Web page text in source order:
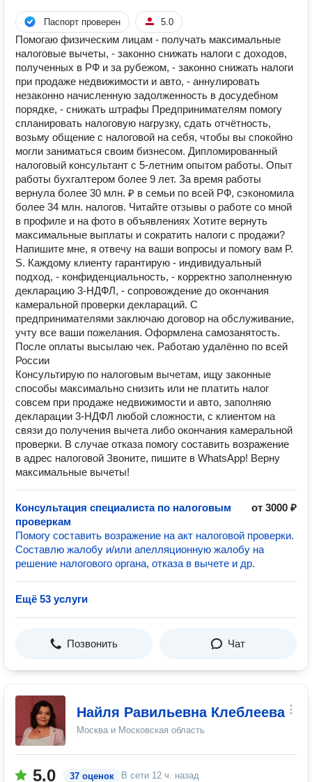
Паспорт проверен 5.0
Помогаю физическим лицам - получать максимальные
налоговые вычеты, - законно снижать налоги с доходов,
полученных в РФ и за рубежом, - законно снижать налоги
при продаже недвижимости и авто, - аннулировать
незаконно начисленную задолженность в досудебном
порядке, - снижать штрафы Предпринимателям помогу
спланировать налоговую нагрузку, сдать отчётность,
возьму общение с налоговой на себя, чтобы вы спокойно
могли заниматься своим бизнесом. Дипломированный
налоговый консультант с 5-летним опытом работы. Опыт
работы бухгалтером более 9 лет. За время работы
вернула более 30 млн. ₽ в семьи по всей РФ, сэкономила
более 34 млн. налогов. Читайте отзывы о работе со мной
в профиле и на фото в объявлениях Хотите вернуть
максимальные выплаты и сократить налоги с продажи?
Напишите мне, я отвечу на ваши вопросы и помогу вам P.
S. Каждому клиенту гарантирую - индивидуальный
подход, - конфиденциальность, - корректно заполненную
декларацию 3-НДФЛ, - сопровождение до окончания
камеральной проверки деклараций. С
предпринимателями заключаю договор на обслуживание,
учту все ваши пожелания. Оформлена самозанятость.
После оплаты высылаю чек. Работаю удалённо по всей
России
Консультирую по налоговым вычетам, ищу законные
способы максимально снизить или не платить налог
совсем при продаже недвижимости и авто, заполняю
декларации 3-НДФЛ любой сложности, с клиентом на
связи до получения вычета либо окончания камеральной
проверки. В случае отказа помогу составить возражение
в адрес налоговой Звоните, пишите в WhatsApp! Верну
максимальные вычеты!
Консультация специалиста по налоговым
проверкам
от 3000 ₽
Помогу составить возражение на акт налоговой проверки.
Составлю жалобу и/или апелляционную жалобу на
решение налогового органа, отказа в вычете и др.
Ещё 53 услуги
Позвонить Чат
Найля Равильевна Клеблеева
Москва и Московская область
5.0 37 оценок В сети 12 ч. назад